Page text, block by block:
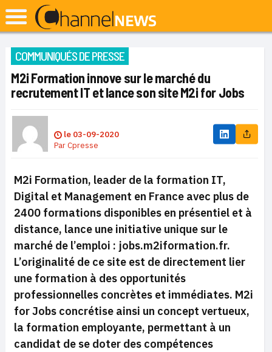
COMMUNIQUÉS DE PRESSE
M2i Formation innove sur le marché du
recrutement IT et lance son site M2i for Jobs
le 03-09-2020
ParCpresse
M2i Formation, leader de la formation IT,
Digital et Management en France avec plus de
2400 formations disponibles en présentiel et à
distance, lance une initiative unique sur le
marché de l’emploi : jobs.m2iformation.fr.
L’originalité de ce site est de directement lier
une formation à des opportunités
professionnelles concrètes et immédiates. M2i
for Jobs concrétise ainsi un concept vertueux,
la formation employante, permettant à un
candidat de se doter des compétences